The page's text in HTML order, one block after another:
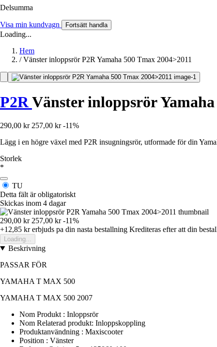
Delsumma
Visa min kundvagn Fortsätt handla
Loading...
Hem
/ Vänster inloppsrör P2R Yamaha 500 Tmax 2004>2011
P2RVänster inloppsrör Yamaha
290,00 kr 257,00 kr -11%
Lägg i en högre växel med P2R insugningsrör, utformade för din
Storlek
*
TU
Detta fält är obligatoriskt
Skickas inom 4 dagar
290,00 kr 257,00 kr -11%
+12,85 krerbjuds pa din nasta bestallning Krediteras efter att din
Loading...
Beskrivning
PASSAR FÖR
YAMAHA T MAX 500
YAMAHA T MAX 500 2007
Nom Produkt : Inloppsrör
Nom Relaterad produkt: Inloppskoppling
Produktanvändning : Maxiscooter
Position : Vänster